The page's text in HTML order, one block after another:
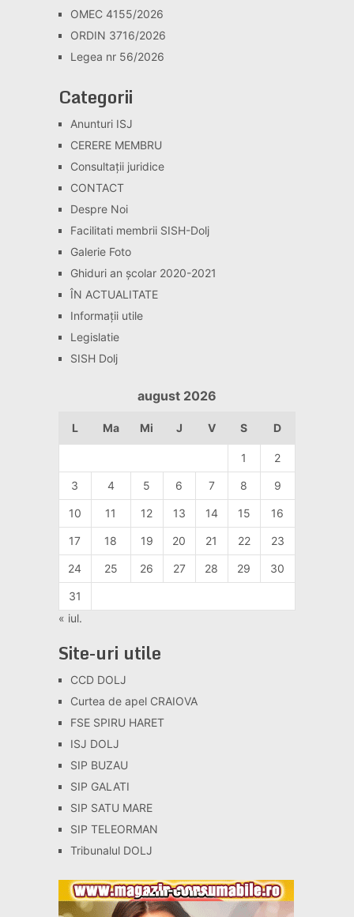
OMEC 4155/2026
ORDIN 3716/2026
Legea nr 56/2026
Categorii
Anunturi ISJ
CERERE MEMBRU
Consultaţii juridice
CONTACT
Despre Noi
Facilitati membrii SISH-Dolj
Galerie Foto
Ghiduri an școlar 2020-2021
ÎN ACTUALITATE
Informaţii utile
Legislatie
SISH Dolj
august 2026
L Ma Mi J V S D
1 2
3 4 5 6 7 8 9
10 11 12 13 14 15 16
17 18 19 20 21 22 23
24 25 26 27 28 29 30
31
« iul.
Site-uri utile
CCD DOLJ
Curtea de apel CRAIOVA
FSE SPIRU HARET
ISJ DOLJ
SIP BUZAU
SIP GALATI
SIP SATU MARE
SIP TELEORMAN
Tribunalul DOLJ